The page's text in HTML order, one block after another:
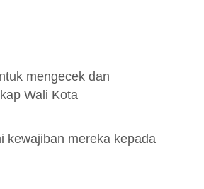
mengecek dan
Wali Kota
kewajiban mereka kepada